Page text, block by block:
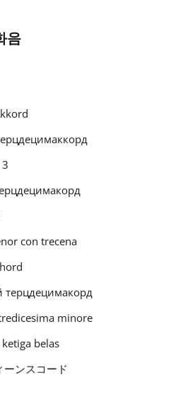
음
con trecena
терцдецимакорд
minore
belas
ーンスコード